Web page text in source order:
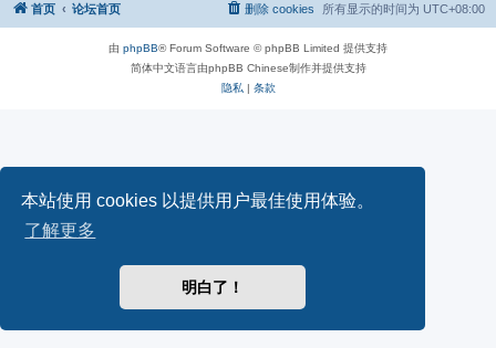
本站使用 cookies 以提供用户最佳使用体验。
了解更多
明白了！
首页 论坛首页 所有显示的时间为 UTC+08:00
删除 cookies
由 phpBB® Forum Software © phpBB Limited 提供支持
简体中文语言由phpBB Chinese制作并提供支持
隐私 | 条款